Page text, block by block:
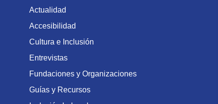
Actualidad
Accesibilidad
Cultura e Inclusión
Entrevistas
Fundaciones y Organizaciones
Guías y Recursos